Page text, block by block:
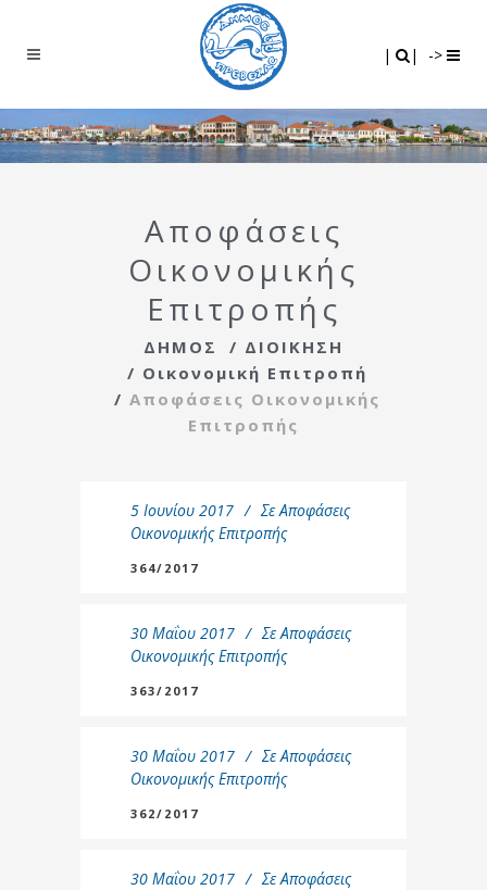
| | ->
Αποφάσεις
Οικονομικής
Επιτροπής
ΔΗΜΟΣ / ΔΙΟΙΚΗΣΗ
/ Οικονομική Επιτροπή
/ Αποφάσεις Οικονομικής
Επιτροπής
5 Ιουνίου 2017 Σε Αποφάσεις
Οικονομικής Επιτροπής
364/2017
30 Μαΐου 2017 Σε Αποφάσεις
Οικονομικής Επιτροπής
363/2017
30 Μαΐου 2017 Σε Αποφάσεις
Οικονομικής Επιτροπής
362/2017
30 Μαΐου 2017 Σε Αποφάσεις